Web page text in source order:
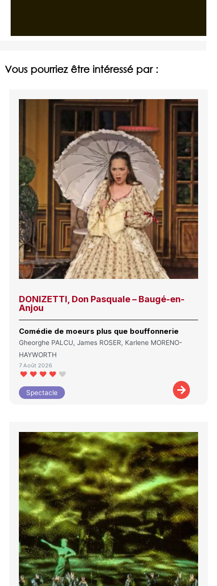
Vous pourriez être intéressé par :
DONIZETTI, Don Pasquale – Baugé-en-
Anjou
Comédie de moeurs plus que bouffonnerie
Gheorghe PALCU, James ROSER, Karlene MORENO-
HAYWORTH
7 Août 2026
Spectacle